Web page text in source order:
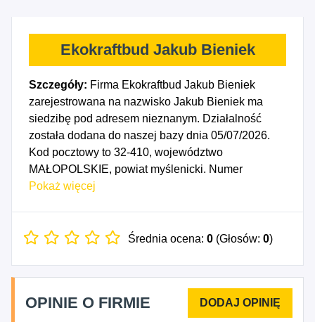
Ekokraftbud Jakub Bieniek
Szczegóły: Firma Ekokraftbud Jakub Bieniek
zarejestrowana na nazwisko Jakub Bieniek ma
siedzibę pod adresem nieznanym. Działalność
została dodana do naszej bazy dnia 05/07/2026.
Kod pocztowy to 32-410, województwo
MAŁOPOLSKIE, powiat myślenicki. Numer
Identyfikacji Podatkowej NIP to 6812119929, a
rozpoczęcia działalności gospodarczej przypada
inżynierii lądowej i wodnej, gdzie indziej
niesklasyfikowane, 4311Z - Rozbiórka i burzenie
Pokaż więcej
Średnia ocena: 0 (Głosów: 0)
OPINIE O FIRMIE